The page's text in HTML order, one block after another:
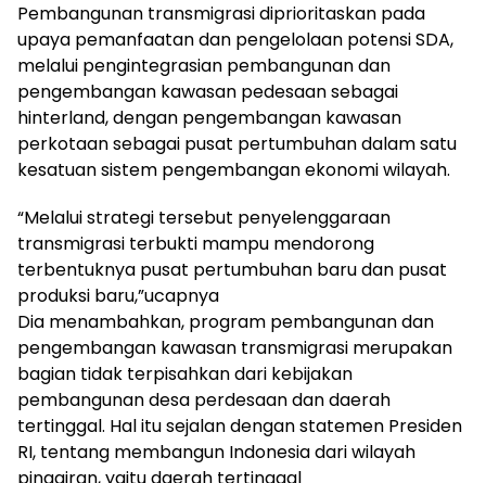
Pembangunan transmigrasi diprioritaskan pada
upaya pemanfaatan dan pengelolaan potensi SDA,
melalui pengintegrasian pembangunan dan
pengembangan kawasan pedesaan sebagai
hinterland, dengan pengembangan kawasan
perkotaan sebagai pusat pertumbuhan dalam satu
kesatuan sistem pengembangan ekonomi wilayah.
“Melalui strategi tersebut penyelenggaraan
transmigrasi terbukti mampu mendorong
terbentuknya pusat pertumbuhan baru dan pusat
produksi baru,”ucapnya
Dia menambahkan, program pembangunan dan
pengembangan kawasan transmigrasi merupakan
bagian tidak terpisahkan dari kebijakan
pembangunan desa perdesaan dan daerah
tertinggal. Hal itu sejalan dengan statemen Presiden
RI, tentang membangun Indonesia dari wilayah